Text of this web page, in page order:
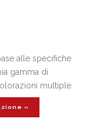
alle specifiche
gamma di
multiple.
»